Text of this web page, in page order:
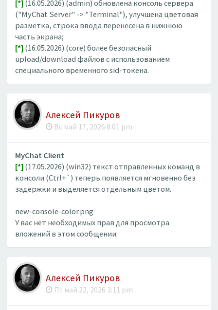
[*] (16.05.2026) (admin) обновлена консоль сервера
("MyChat Server" -> "Terminal"), улучшена цветовая
разметка, строка ввода перенесена в нижнюю
часть экрана;
[*] (16.05.2026) (core) более безопасный
upload/download файлов с использованием
специального временного sid-токена.
Алексей Пикуров
Вс май 17, 2026 8:01 pm
MyChat Client
[*] (17.05.2026) (win32) текст отправленных команд в
консоли (Ctrl+`) теперь появляется мгновенно без
задержки и выделяется отдельным цветом.
new-console-color.png
У вас нет необходимых прав для просмотра
вложений в этом сообщении.
Алексей Пикуров
Пт май 22, 2026 3:11 pm